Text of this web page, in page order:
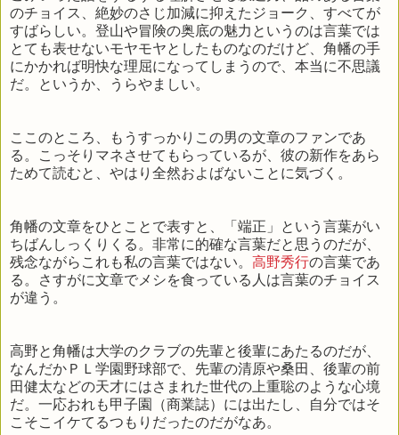
のチョイス、絶妙のさじ加減に抑えたジョーク、すべてが
すばらしい。登山や冒険の奥底の魅力というのは言葉では
とても表せないモヤモヤとしたものなのだけど、角幡の手
にかかれば明快な理屈になってしまうので、本当に不思議
だ。というか、うらやましい。
ここのところ、もうすっかりこの男の文章のファンであ
る。こっそりマネさせてもらっているが、彼の新作をあら
ためて読むと、やはり全然およばないことに気づく。
角幡の文章をひとことで表すと、「端正」という言葉がい
ちばんしっくりくる。非常に的確な言葉だと思うのだが、
残念ながらこれも私の言葉ではない。 高野秀行の言葉であ
る。さすがに文章でメシを食っている人は言葉のチョイス
が違う。
高野と角幡は大学のクラブの先輩と後輩にあたるのだが、
なんだかＰＬ学園野球部で、先輩の清原や桑田、後輩の前
田健太などの天才にはさまれた世代の上重聡のような心境
だ。一応おれも甲子園（商業誌）には出たし、自分ではそ
こそこイケてるつもりだったのだがなあ。